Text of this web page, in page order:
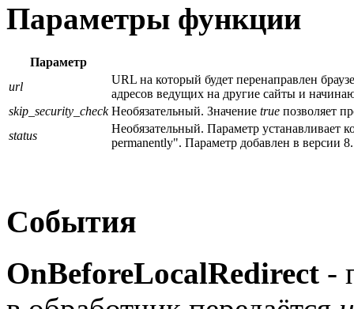
Параметры функции
Параметр
url
URL на который будет перенаправлен
адресов ведущих на другие сайты и
skip_security_check Необязательный. Значение true позволяет
status
Необязательный. Параметр устанавливает
permanently". Параметр добавлен в версии
События
OnBeforeLocalRedirect -